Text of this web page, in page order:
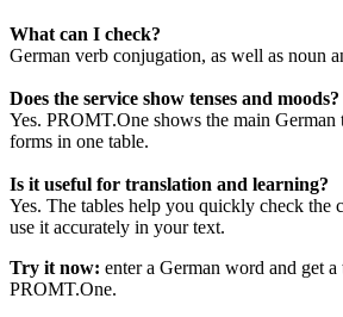
What can I check?
German verb conjugation, as well as noun
Does the service show tenses and moods?
Yes. PROMT.One shows the main German
forms in one table.
Is it useful for translation and learning?
Yes. The tables help you quickly check the
use it accurately in your text.
Try it now: enter a German word and get
PROMT.One.